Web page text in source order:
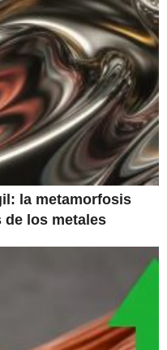
la metamorfosis
los metales